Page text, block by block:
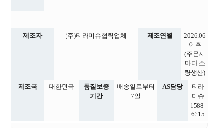
제조자 (주)티라미슈협력업체 제조연월
2026.06
이후
(주문시
마다 소
량생산)
제조국
대한민국
품질보증
기간
배송일로부터
7일
AS담당
티라
미슈
1588-
6315